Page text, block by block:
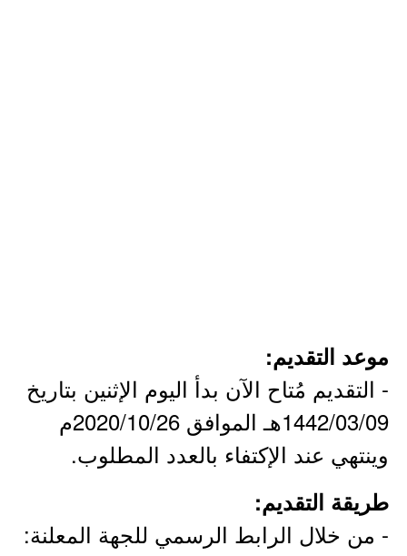
موعد التقديم:
- التقديم مُتاح الآن بدأ اليوم الإثنين بتاريخ
1442/03/09هـ الموافق 2020/10/26م
وينتهي عند الإكتفاء بالعدد المطلوب.
طريقة التقديم:
- من خلال الرابط الرسمي للجهة المعلنة: